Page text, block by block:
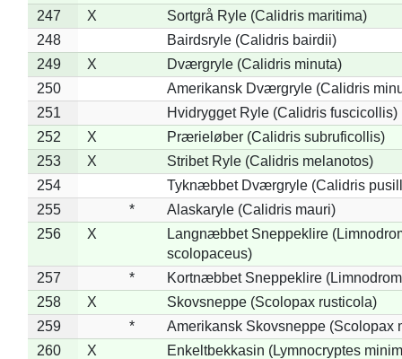
247
X
Sortgrå Ryle (Calidris maritima)
248
Bairdsryle (Calidris bairdii)
249
X
Dværgryle (Calidris minuta)
250
Amerikansk Dværgryle (Calidris
251
Hvidrygget Ryle (Calidris fuscicollis)
252
X
Prærieløber (Calidris subruficollis)
253
X
Stribet Ryle (Calidris melanotos)
254
Tyknæbbet Dværgryle (Calidris
255
*
Alaskaryle (Calidris mauri)
256
X
Langnæbbet Sneppeklire
scolopaceus)
257
*
Kortnæbbet Sneppeklire
258
X
Skovsneppe (Scolopax rusticola)
259
*
Amerikansk Skovsneppe (Scolopax
260
X
Enkeltbekkasin (Lymnocryptes